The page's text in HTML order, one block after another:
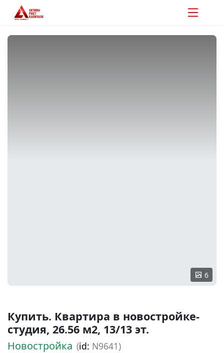
6
Купить. Квартира в новостройке-
студия, 26.56 м2, 13/13 эт.
Новостройка (id: N9641)